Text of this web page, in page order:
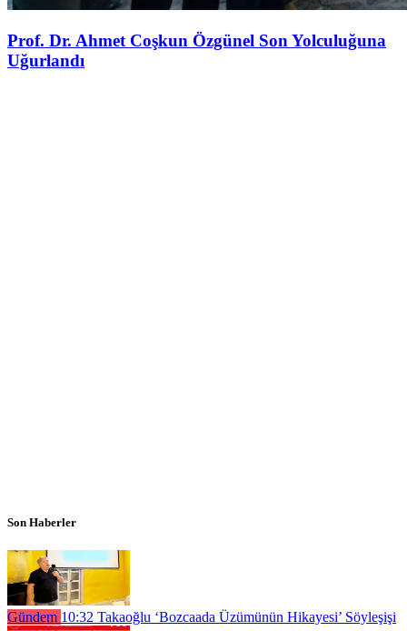
Prof. Dr. Ahmet Coşkun Özgünel Son Yolculuğuna
Uğurlandı
Son Haberler
Gündem 10:32 Takaoğlu ‘Bozcaada Üzümünün Hikayesi’ Söyleşişi